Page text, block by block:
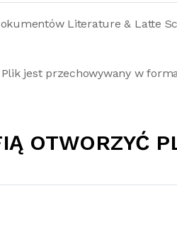
Literature & Latte
jest przechowywany w
OTWORZYĆ